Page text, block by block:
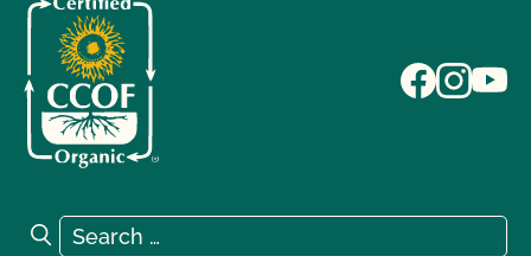
Search for:
Search